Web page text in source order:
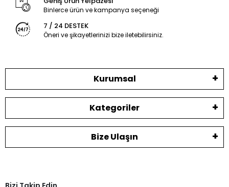
Binlerce ürün ve kampanya seçeneği
7 / 24 DESTEK
Öneri ve şikayetlerinizi bize iletebilirsiniz.
Kurumsal
Kategoriler
Bize Ulaşın